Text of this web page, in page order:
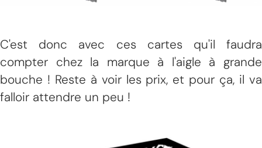
C'est donc avec ces cartes qu'il faudra
compter chez la marque à l'aigle à grande
bouche ! Reste à voir les prix, et pour ça, il va
falloir attendre un peu !